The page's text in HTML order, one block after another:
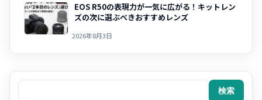
EOS R50の表現力が一気に広がる！キットレン
ズの次に選ぶべきおすすめレンズ
2026年8月3日
検索
検索